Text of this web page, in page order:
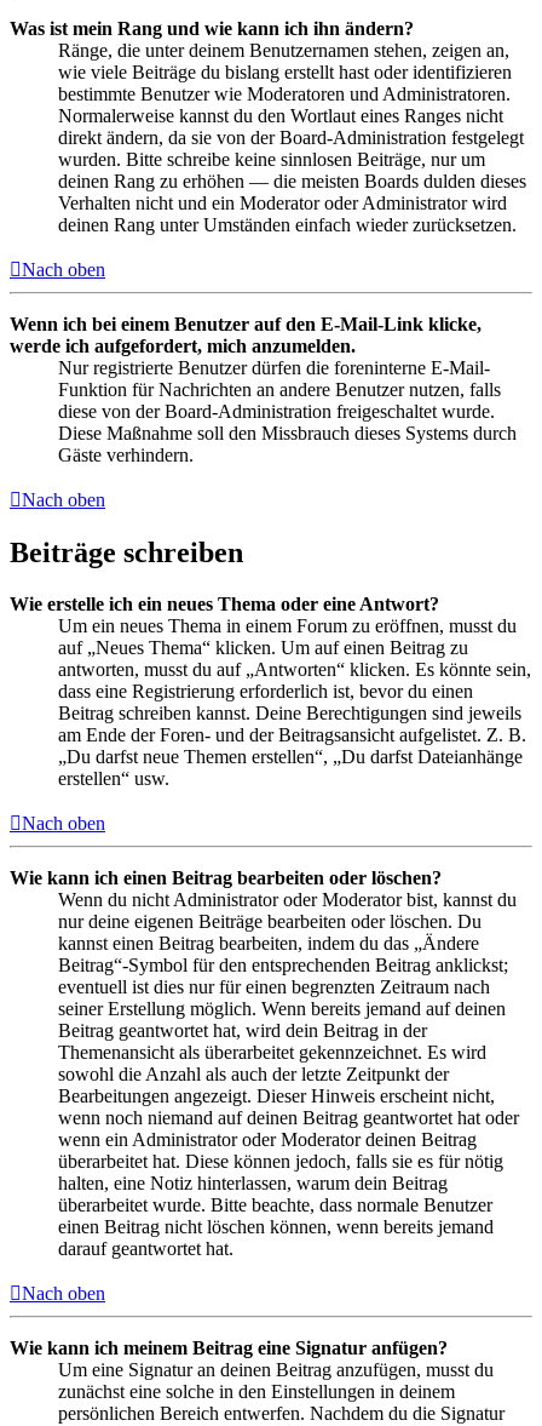
Was ist mein Rang und wie kann ich ihn ändern?
Ränge, die unter deinem Benutzernamen stehen, zeigen an,
wie viele Beiträge du bislang erstellt hast oder identifizieren
bestimmte Benutzer wie Moderatoren und Administratoren.
Normalerweise kannst du den Wortlaut eines Ranges nicht
direkt ändern, da sie von der Board-Administration festgelegt
wurden. Bitte schreibe keine sinnlosen Beiträge, nur um
deinen Rang zu erhöhen — die meisten Boards dulden dieses
Verhalten nicht und ein Moderator oder Administrator wird
deinen Rang unter Umständen einfach wieder zurücksetzen.
Nach oben
Wenn ich bei einem Benutzer auf den E-Mail-Link klicke,
werde ich aufgefordert, mich anzumelden.
Nur registrierte Benutzer dürfen die foreninterne E-Mail-
Funktion für Nachrichten an andere Benutzer nutzen, falls
diese von der Board-Administration freigeschaltet wurde.
Diese Maßnahme soll den Missbrauch dieses Systems durch
Gäste verhindern.
Nach oben
Beiträge schreiben
Wie erstelle ich ein neues Thema oder eine Antwort?
Um ein neues Thema in einem Forum zu eröffnen, musst du
auf „Neues Thema“ klicken. Um auf einen Beitrag zu
antworten, musst du auf „Antworten“ klicken. Es könnte sein,
dass eine Registrierung erforderlich ist, bevor du einen
Beitrag schreiben kannst. Deine Berechtigungen sind jeweils
am Ende der Foren- und der Beitragsansicht aufgelistet. Z. B.
„Du darfst neue Themen erstellen“, „Du darfst Dateianhänge
erstellen“ usw.
Nach oben
Wie kann ich einen Beitrag bearbeiten oder löschen?
Wenn du nicht Administrator oder Moderator bist, kannst du
nur deine eigenen Beiträge bearbeiten oder löschen. Du
kannst einen Beitrag bearbeiten, indem du das „Ändere
Beitrag“-Symbol für den entsprechenden Beitrag anklickst;
eventuell ist dies nur für einen begrenzten Zeitraum nach
seiner Erstellung möglich. Wenn bereits jemand auf deinen
Beitrag geantwortet hat, wird dein Beitrag in der
Themenansicht als überarbeitet gekennzeichnet. Es wird
sowohl die Anzahl als auch der letzte Zeitpunkt der
Bearbeitungen angezeigt. Dieser Hinweis erscheint nicht,
wenn noch niemand auf deinen Beitrag geantwortet hat oder
wenn ein Administrator oder Moderator deinen Beitrag
überarbeitet hat. Diese können jedoch, falls sie es für nötig
halten, eine Notiz hinterlassen, warum dein Beitrag
überarbeitet wurde. Bitte beachte, dass normale Benutzer
einen Beitrag nicht löschen können, wenn bereits jemand
darauf geantwortet hat.
Nach oben
Wie kann ich meinem Beitrag eine Signatur anfügen?
Um eine Signatur an deinen Beitrag anzufügen, musst du
zunächst eine solche in den Einstellungen in deinem
persönlichen Bereich entwerfen. Nachdem du die Signatur